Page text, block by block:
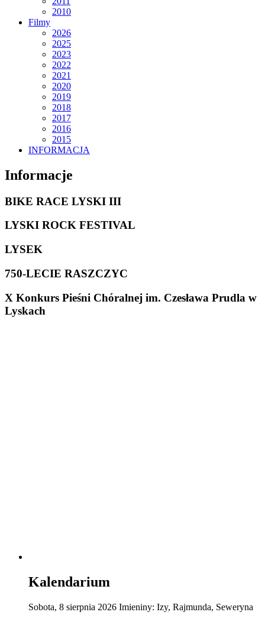
2010
Filmy
2026
2025
2023
2022
2021
2020
2019
2018
2017
2016
2015
INFORMACJA
Informacje
BIKE RACE LYSKI III
LYSKI ROCK FESTIVAL
LYSEK
750-LECIE RASZCZYC
X Konkurs Pieśni Chóralnej im. Czesława Prudla w
Lyskach
Kalendarium
Sobota, 8 sierpnia 2026 Imieniny: Izy, Rajmunda, Seweryna